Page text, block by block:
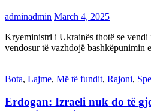
adminadmin March 4, 2025
Kryeministri i Ukrainës thotë se vendi
vendosur të vazhdojë bashkëpunimin
Bota, Lajme, Më të fundit, Rajoni,
Erdogan: Izraeli nuk do të